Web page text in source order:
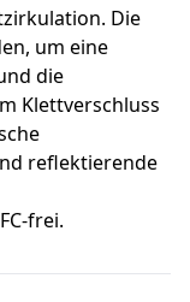
Die
um eine
die
Klettverschluss
reflektierende
frei.